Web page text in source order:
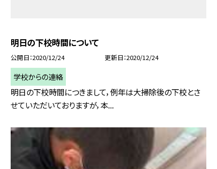
明日の下校時間について
公開日 2020/12/24 更新日 2020/12/24
学校からの連絡
明日の下校時間につきまして，例年は大掃除後の下校とさ
せていただいておりますが，本...